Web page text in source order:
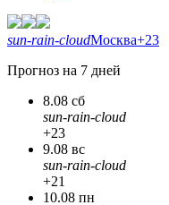
sun-rain-cloudМосква+23
Прогноз на 7 дней
8.08 сб
sun-rain-cloud
+23
9.08 вс
sun-rain-cloud
+21
10.08 пн